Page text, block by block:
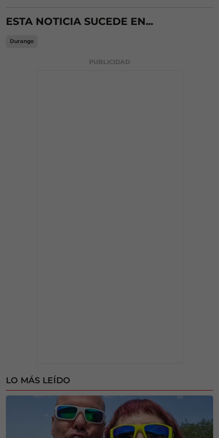
ESTA NOTICIA SUCEDE EN...
Durango
PUBLICIDAD
LO MÁS LEÍDO